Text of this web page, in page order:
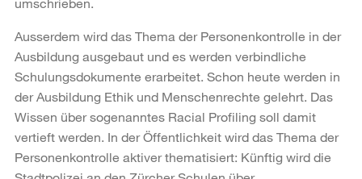
Ausserdem wird das Thema der Personenkontrolle in der
Ausbildung ausgebaut und es werden verbindliche
Schulungsdokumente erarbeitet. Schon heute werden in
der Ausbildung Ethik und Menschenrechte gelehrt. Das
Wissen über sogenanntes Racial Profiling soll damit
vertieft werden. In der Öffentlichkeit wird das Thema der
Personenkontrolle aktiver thematisiert: Künftig wird die